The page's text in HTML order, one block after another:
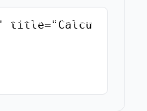
title="Calcu
Código de Inserción